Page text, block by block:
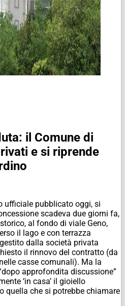
il Comune di
e si riprende
ufficiale pubblicato oggi, si
scadeva due giorni fa,
al fondo di viale Geno,
il lago e con terrazza
dalla società privata
il rinnovo del contratto (da
casse comunali). Ma la
approfondita discussione”
‘in casa’ il gioiello
quella che si potrebbe chiamare